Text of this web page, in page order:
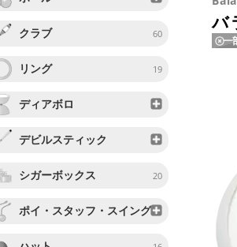
クラブ 60
リング 19
ディアボロ
デビルスティック
シガーボックス 20
ポイ・スタッフ・スイング
バ
一